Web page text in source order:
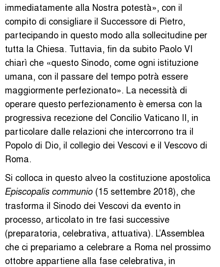
immediatamente alla Nostra potestà», con il
compito di consigliare il Successore di Pietro,
partecipando in questo modo alla sollecitudine per
tutta la Chiesa. Tuttavia, fin da subito Paolo VI
chiarì che «questo Sinodo, come ogni istituzione
umana, con il passare del tempo potrà essere
maggiormente perfezionato». La necessità di
operare questo perfezionamento è emersa con la
progressiva recezione del Concilio Vaticano II, in
particolare dalle relazioni che intercorrono tra il
Popolo di Dio, il collegio dei Vescovi e il Vescovo di
Roma.
Si colloca in questo alveo la costituzione apostolica
Episcopalis communio (15 settembre 2018), che
trasforma il Sinodo dei Vescovi da evento in
processo, articolato in tre fasi successive
(preparatoria, celebrativa, attuativa). L’Assemblea
che ci prepariamo a celebrare a Roma nel prossimo
ottobre appartiene alla fase celebrativa, in